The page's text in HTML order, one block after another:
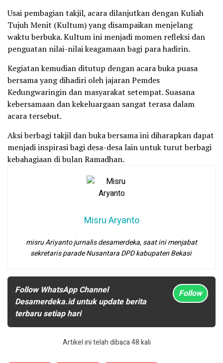
Usai pembagian takjil, acara dilanjutkan dengan Kuliah
Tujuh Menit (Kultum) yang disampaikan menjelang
waktu berbuka. Kultum ini menjadi momen refleksi dan
penguatan nilai-nilai keagamaan bagi para hadirin.
Kegiatan kemudian ditutup dengan acara buka puasa
bersama yang dihadiri oleh jajaran Pemdes
Kedungwaringin dan masyarakat setempat. Suasana
kebersamaan dan kekeluargaan sangat terasa dalam
acara tersebut.
Aksi berbagi takjil dan buka bersama ini diharapkan dapat
menjadi inspirasi bagi desa-desa lain untuk turut berbagi
kebahagiaan di bulan Ramadhan.
Misru Aryanto
misru Ariyanto jurnalis desamerdeka, saat ini menjabat
sekretaris parade Nusantara DPD kabupaten Bekasi
Follow WhatsApp Channel
Desamerdeka.id untuk update berita
terbaru setiap hari
Follow
Artikel ini telah dibaca 48 kali